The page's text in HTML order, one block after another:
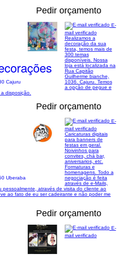
Pedir orçamento
Cajuru
E-
mail verificado
Realizamos a
decoração da sua
festa, temos mais de
300 temas
disponíveis. Nossa
loja está localizada na
Rua Capitão
Guilherme bianche,
1036. Cajuru. Temos
a opção de pegue e
disposição.
Pedir orçamento
Uberaba
E-
mail verificado
Caricaturas digitais
para banners de
festas em geral.
Noivinhos para
convites, chá bar,
aniversarios, etc.
Formaturas e
homenagens. Todo a
negociação é feita
através de e-Mails,
através de visita do cliente ao
ao fato de eu ser cadeirante e não poder me
Pedir orçamento
E-
mail verificado